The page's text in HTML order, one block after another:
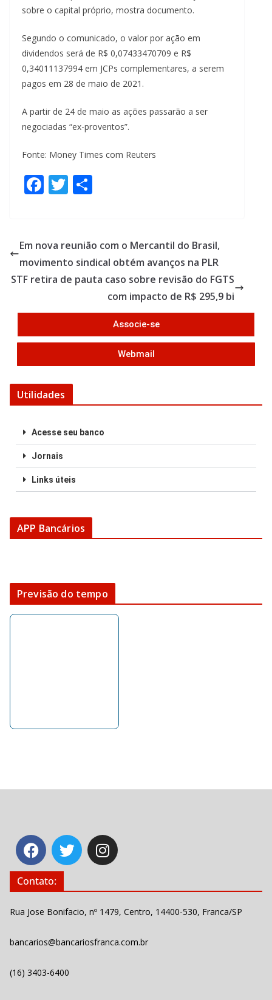
sobre o capital próprio, mostra documento.
Segundo o comunicado, o valor por ação em
dividendos será de R$ 0,07433470709 e R$
0,34011137994 em JCPs complementares, a serem
pagos em 28 de maio de 2021.
A partir de 24 de maio as ações passarão a ser
negociadas “ex-proventos”.
Fonte: Money Times com Reuters
F
b
o
o
T
er e
Em nova reunião com o Mercantil do Brasil,
movimento sindical obtém avanços na PLR
STF retira de pauta caso sobre revisão do FGTS
com impacto de R$ 295,9 bi
Associe-se
Webmail
Utilidades
Acesse seu banco
Jornais
Links úteis
APP Bancários
Previsão do tempo
Contato:
Rua Jose Bonifacio, nº 1479, Centro, 14400-530, Franca/SP
bancarios@bancariosfranca.com.br
(16) 3403-6400